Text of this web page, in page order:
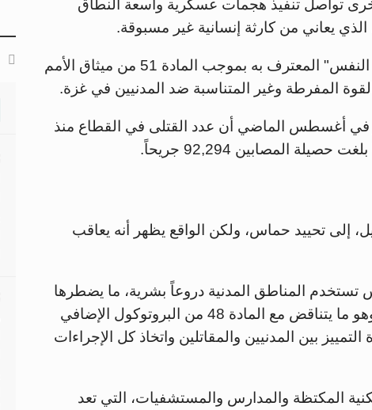
تواصل تنفيذ هجمات عسكرية واسعة النطاق
يعاني من كارثة إنسانية غير مسبوقة.
وتشن القوات الإسرائيلية، بحجة "الدفاع عن النفس" المعترف به بموجب المادة 51 من ميثاق الأمم
المفرطة وغير المتناسبة ضد المدنيين في غزة.
أغسطس الماضي أن عدد القتلى في القطاع منذ
إلى تحييد حماس، ولكن الواقع يظهر أنه يعاقب
المناطق المدنية دروعاً بشرية، ما يضطرها
إلى توجيه ضربات عسكرية لهذه المناطق، وهو ما يتناقض مع المادة 48 من البروتوكول الإضافي
بين المدنيين والمقاتلين واتخاذ كل الإجراءات
المكتظة والمدارس والمستشفيات، التي تعد